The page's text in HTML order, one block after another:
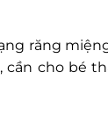
răng
cho bé